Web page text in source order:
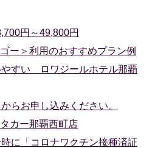
円～49,800円
ー＞利用のおすすめプラン例
やすい ロワジールホテル那覇
らお申し込みください。
カー那覇西町店
に「コロナワクチン接種済証